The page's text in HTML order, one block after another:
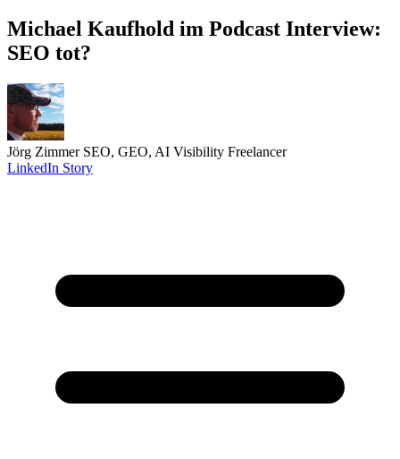
Michael Kaufhold im Podcast Interview:
SEO tot?
Jörg Zimmer SEO, GEO, AI Visibility Freelancer
LinkedIn Story